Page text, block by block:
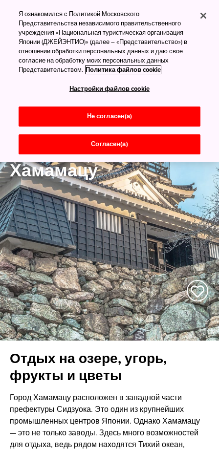
Сидзуока
Хамамацу
Отдых на озере, угорь,
фрукты и цветы
Город Хамамацу расположен в западной части
префектуры Сидзуока. Это один из крупнейших
промышленных центров Японии. Однако Хамамацу
— это не только заводы. Здесь много возможностей
для отдыха, ведь рядом находятся Тихий океан,
Я ознакомился с Политикой Московского
Представительства независимого правительственного
учреждения «Национальная туристическая организация
Японии (ДЖЕЙЭНТИО)» (далее – «Представительство») в
отношении обработки персональных данных и даю свое
согласие на обработку моих персональных данных
Представительством. Политика файлов cookie
Настройки файлов cookie
Не согласен(а)
Согласен(а)